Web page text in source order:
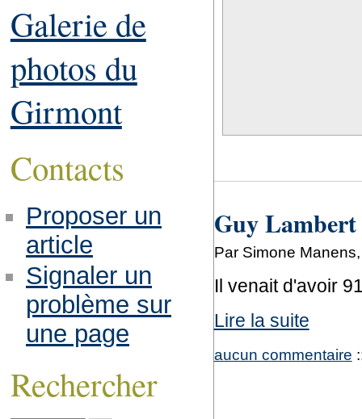
Guy
Par Simone
Il venait d'avoir
Lire la suite
aucun commentaire
Galerie de
photos du
Girmont
Contacts
Proposer un
article
Signaler un
problème sur
une page
Rechercher